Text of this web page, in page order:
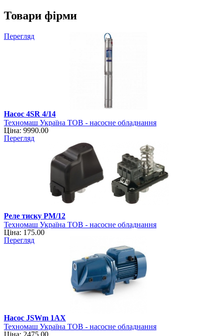
Товари фірми
Перегляд
Насос 4SR 4/14
Техномаш Україна ТОВ - насосне обладнання
Ціна: 9990.00
Перегляд
Реле тиску РМ/12
Техномаш Україна ТОВ - насосне обладнання
Ціна: 175.00
Перегляд
Насос JSWm 1АХ
Техномаш Україна ТОВ - насосне обладнання